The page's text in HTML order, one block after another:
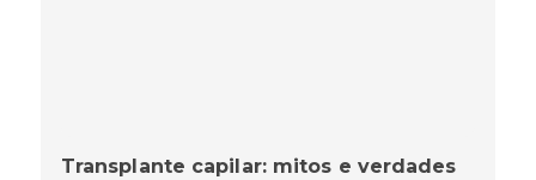
Transplante capilar: mitos e verdades